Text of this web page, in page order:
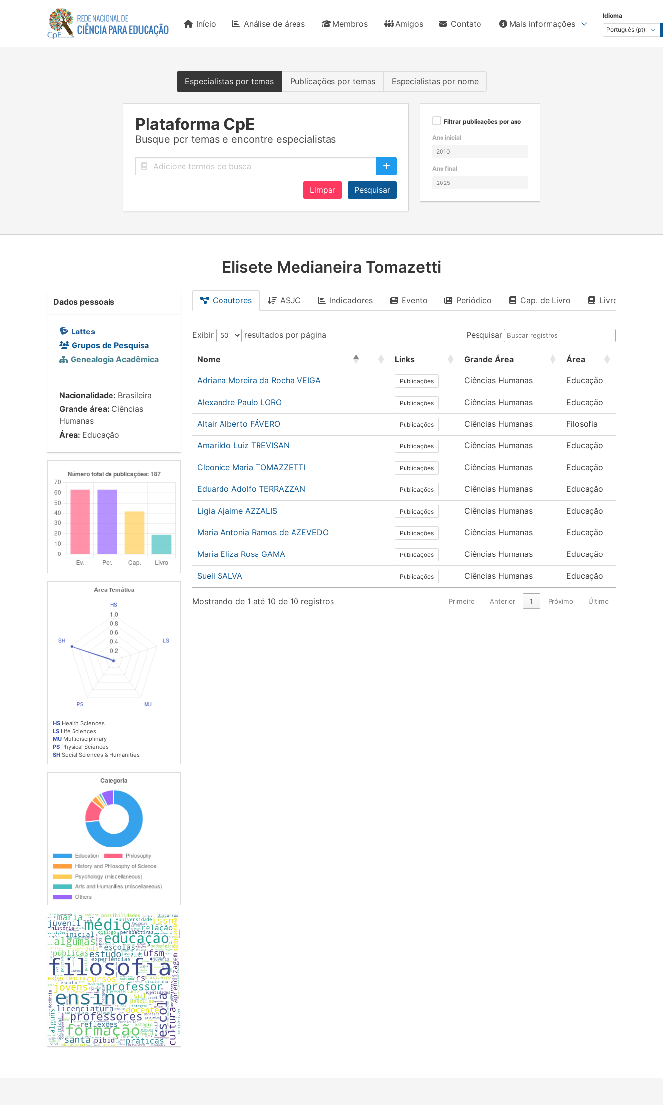
Início Análise de áreas Membros Amigos Contato Mais informações
Idioma
Especialistas por temas Publicações por temas Especialistas por nome
Plataforma CpE
Busque por temas e encontre especialistas
Limpar Pesquisar
Filtrar publicações por ano
Ano inicial
Ano final
Elisete Medianeira Tomazetti
Dados pessoais
Lattes
Grupos de Pesquisa
Genealogia Acadêmica
Nacionalidade: Brasileira
Grande área: Ciências
Humanas
Área: Educação
HS Health Sciences
LS Life Sciences
MU Multidisciplinary
PS Physical Sciences
SH Social Sciences & Humanities
Coautores ASJC Indicadores Evento Periódico Cap. de Livro Livro
Exibir resultados por página Pesquisar
Nome Links Grande Área Área
Adriana Moreira da Rocha VEIGA Publicações Ciências Humanas Educação
Alexandre Paulo LORO Publicações Ciências Humanas Educação
Altair Alberto FÁVERO Publicações Ciências Humanas Filosofia
Amarildo Luiz TREVISAN Publicações Ciências Humanas Educação
Cleonice Maria TOMAZZETTI Publicações Ciências Humanas Educação
Eduardo Adolfo TERRAZZAN Publicações Ciências Humanas Educação
Ligia Ajaime AZZALIS Publicações Ciências Humanas Educação
Maria Antonia Ramos de AZEVEDO Publicações Ciências Humanas Educação
Maria Eliza Rosa GAMA Publicações Ciências Humanas Educação
Sueli SALVA Publicações Ciências Humanas Educação
Mostrando de 1 até 10 de 10 registros Primeiro Anterior 1 Próximo Último